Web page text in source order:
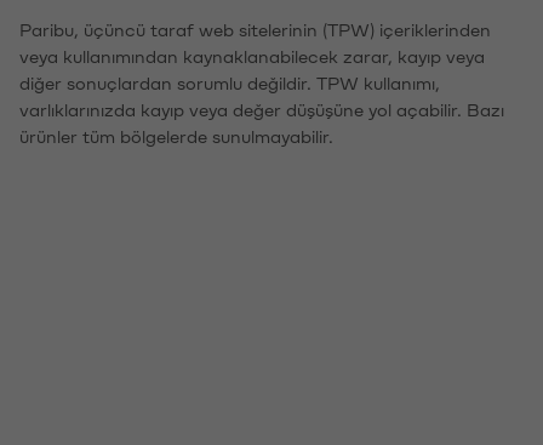
Paribu, üçüncü taraf web sitelerinin (TPW) içeriklerinden
veya kullanımından kaynaklanabilecek zarar, kayıp veya
diğer sonuçlardan sorumlu değildir. TPW kullanımı,
varlıklarınızda kayıp veya değer düşüşüne yol açabilir. Bazı
ürünler tüm bölgelerde sunulmayabilir.